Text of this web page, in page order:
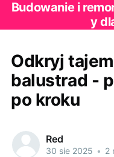
Budowanie i
y
Odkryj
balustrad -
po kroku
Red
30 sie 2025 • 2